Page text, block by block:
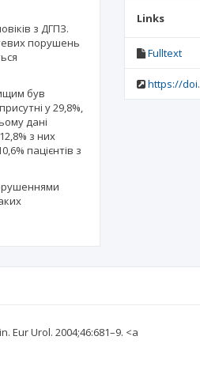
з ДГПЗ.
порушень
був
у 29,8%,
дані
з них
пацієнтів з
Links
Fulltext
https://
Eur Urol. 2004;46:681–9. <a